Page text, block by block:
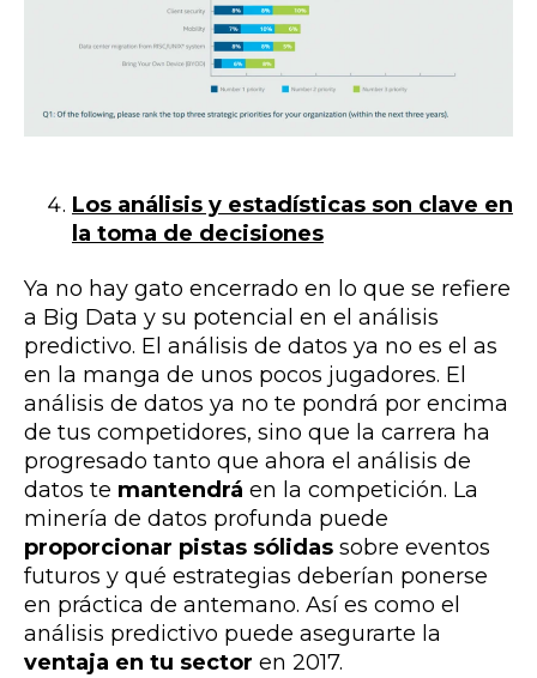
Los análisis y estadísticas son clave en
la toma de decisiones
Ya no hay gato encerrado en lo que se refiere
a Big Data y su potencial en el análisis
predictivo. El análisis de datos ya no es el as
en la manga de unos pocos jugadores. El
análisis de datos ya no te pondrá por encima
de tus competidores, sino que la carrera ha
progresado tanto que ahora el análisis de
datos te mantendrá en la competición. La
minería de datos profunda puede
proporcionar pistas sólidas sobre eventos
futuros y qué estrategias deberían ponerse
en práctica de antemano. Así es como el
análisis predictivo puede asegurarte la
ventaja en tu sector en 2017.